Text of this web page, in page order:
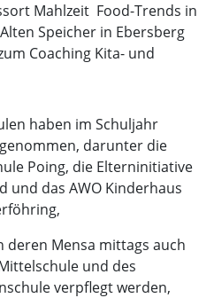
Mahlzeit  Food-Trends in
Speicher in Ebersberg
Coaching Kita- und
haben im Schuljahr
darunter die
Poing, die Elterninitiative
und das AWO Kinderhaus
deren Mensa mittags auch
und des
verpflegt werden,